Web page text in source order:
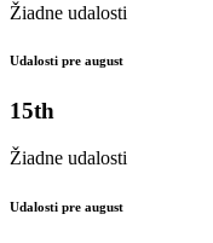
Žiadne udalosti
Udalosti pre august
15th
Žiadne udalosti
Udalosti pre august